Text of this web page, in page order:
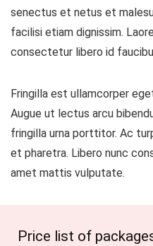
senectus et netus et
facilisi etiam dignissim.
consectetur libero id
Fringilla est ullamcorper
Augue ut lectus arcu
fringilla urna porttitor. Ac
et pharetra. Libero nunc
amet mattis vulputate.
Price list of